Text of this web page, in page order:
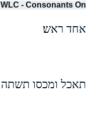
WLC - Consonants
ראש׃
תאכל ומכסו תשתה